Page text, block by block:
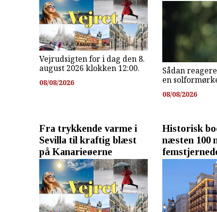
Vejrudsigten for i dag den 8.
august 2026 klokken 12:00.
08/08/2026
Sådan
en
08/08/2026
Fra trykkende varme i
Sevilla til kraftig blæst
på Kanarieøerne
Historisk
næsten 100